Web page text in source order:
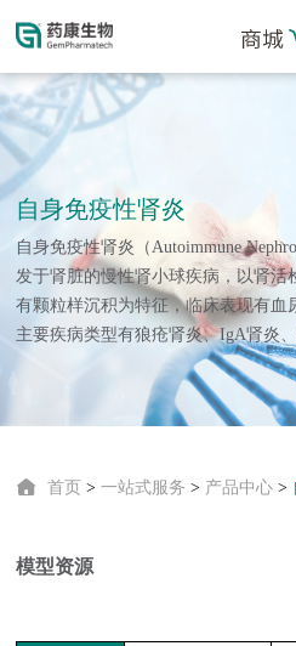
自身免疫性肾炎
自身免疫性肾炎（Autoimmune
发于肾脏的慢性肾小球疾病，以肾
有颗粒样沉积为特征，临床表现有
主要疾病类型有狼疮肾炎、IgA肾炎
首页 >一站式服务 > 产品中心 >
模型资源